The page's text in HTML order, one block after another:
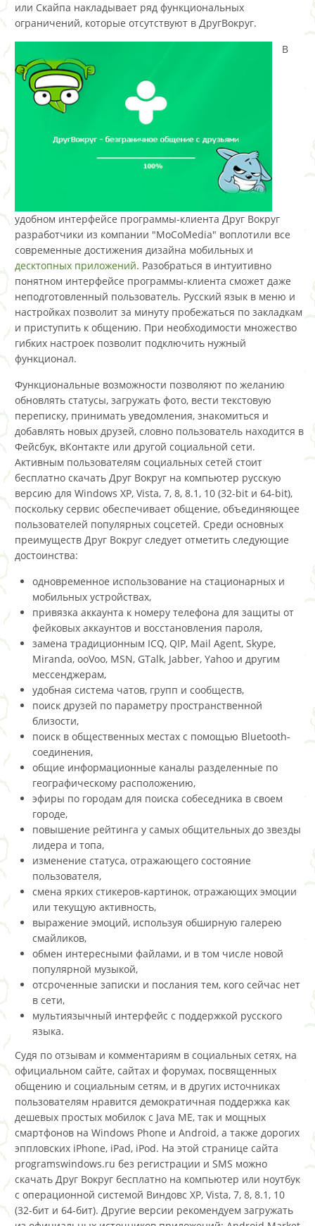
или Скайпа накладывает ряд функциональных
ограничений, которые отсутствуют в ДругВокруг.
В
удобном интерфейсе программы-клиента Друг Вокруг
разработчики из компании "MoCoMedia" воплотили все
современные достижения дизайна мобильных и
десктопных приложений. Разобраться в интуитивно
понятном интерфейсе программы-клиента сможет даже
неподготовленный пользователь. Русский язык в меню и
настройках позволит за минуту пробежаться по закладкам
и приступить к общению. При необходимости множество
гибких настроек позволит подключить нужный
функционал.
Функциональные возможности позволяют по желанию
обновлять статусы, загружать фото, вести текстовую
переписку, принимать уведомления, знакомиться и
добавлять новых друзей, словно пользователь находится в
Фейсбук, вКонтакте или другой социальной сети.
Активным пользователям социальных сетей стоит
бесплатно скачать Друг Вокруг на компьютер русскую
версию для Windows XP, Vista, 7, 8, 8.1, 10 (32-bit и 64-bit),
поскольку сервис обеспечивает общение, объединяющее
пользователей популярных соцсетей. Среди основных
преимуществ Друг Вокруг следует отметить следующие
достоинства:
одновременное использование на стационарных и
мобильных устройствах,
привязка аккаунта к номеру телефона для защиты от
фейковых аккаунтов и восстановления пароля,
замена традиционным ICQ, QIP, Mail Agent, Skype,
Miranda, ooVoo, MSN, GTalk, Jabber, Yahoo и другим
мессенджерам,
удобная система чатов, групп и сообществ,
поиск друзей по параметру пространственной
близости,
поиск в общественных местах с помощью Bluetooth-
соединения,
общие информационные каналы разделенные по
географическому расположению,
эфиры по городам для поиска собеседника в своем
городе,
повышение рейтинга у самых общительных до звезды
лидера и топа,
изменение статуса, отражающего состояние
пользователя,
смена ярких стикеров-картинок, отражающих эмоции
или текущую активность,
выражение эмоций, используя обширную галерею
смайликов,
обмен интересными файлами, и в том числе новой
популярной музыкой,
отсроченные записки и послания тем, кого сейчас нет
в сети,
мультиязычный интерфейс с поддержкой русского
языка.
Судя по отзывам и комментариям в социальных сетях, на
официальном сайте, сайтах и форумах, посвященных
общению и социальным сетям, и в других источниках
пользователям нравится демократичная поддержка как
дешевых простых мобилок с Java ME, так и мощных
смартфонов на Windows Phone и Android, а также дорогих
эппловских iPhone, iPad, iPod. На этой странице сайта
programswindows.ru без регистрации и SMS можно
скачать Друг Вокруг бесплатно на компьютер или ноутбук
с операционной системой Виндовс XP, Vista, 7, 8, 8.1, 10
(32-бит и 64-бит). Другие версии рекомендуем загружать